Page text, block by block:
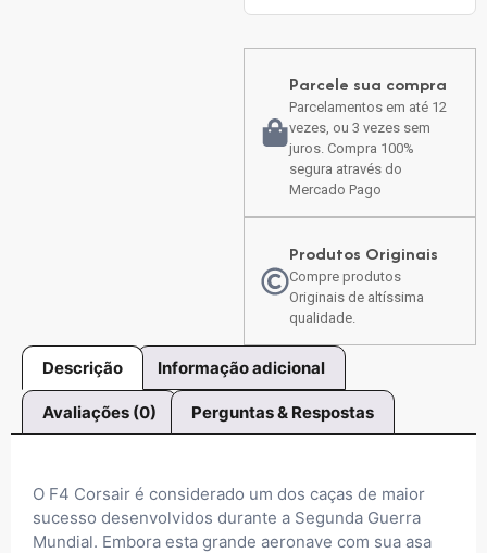
Parcele sua compra
Parcelamentos em até 12
vezes, ou 3 vezes sem
juros. Compra 100%
segura através do
Mercado Pago
Produtos Originais
Compre produtos
Originais de altíssima
qualidade.
Descrição Informação adicional
Avaliações (0) Perguntas & Respostas
O F4 Corsair é considerado um dos caças de maior
sucesso desenvolvidos durante a Segunda Guerra
Mundial. Embora esta grande aeronave com sua asa